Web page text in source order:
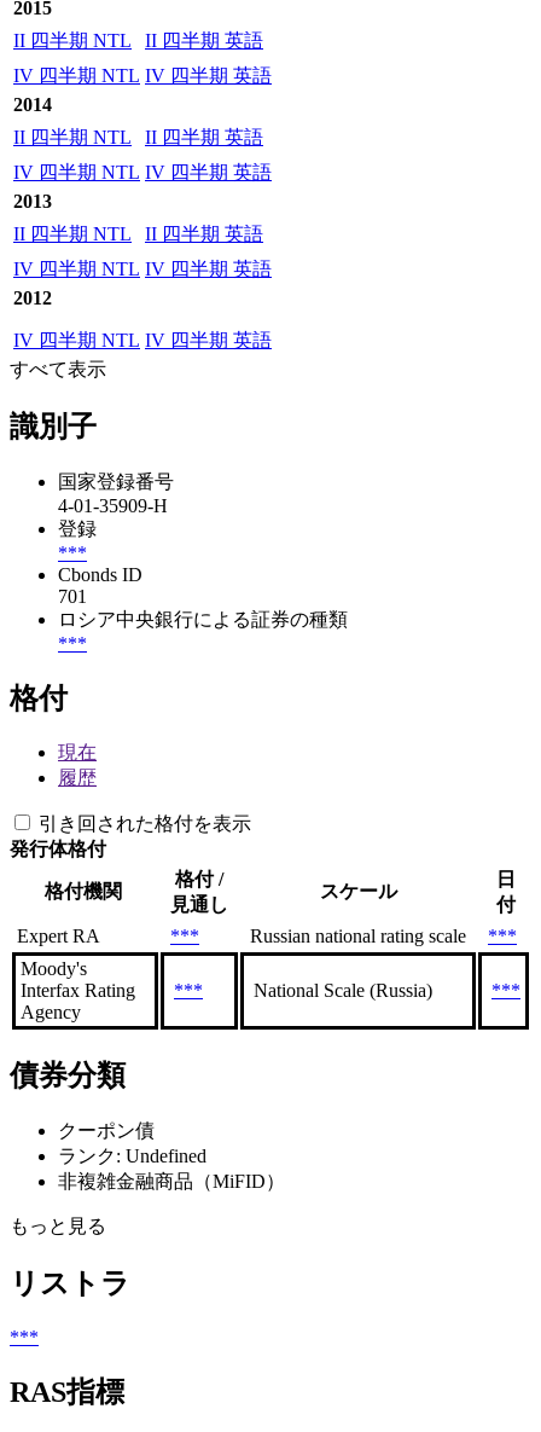
2015
II 四半期 NTL
II 四半期 英語
IV 四半期 NTL IV 四半期 英語
2014
II 四半期 NTL
II 四半期 英語
IV 四半期 NTL IV 四半期 英語
2013
II 四半期 NTL
II 四半期 英語
IV 四半期 NTL IV 四半期 英語
2012
IV 四半期 NTL IV 四半期 英語
すべて表示
識別子
国家登録番号
4-01-35909-H
登録
***
Cbonds ID
701
ロシア中央銀行による証券の種類
***
格付
現在
履歴
引き回された格付を表示
発行体格付
格付機関
格付 /
見通し
スケール
日
付
Expert RA
*** Russian national rating scale
***
Moody's
Interfax Rating
Agency
*** National Scale (Russia) ***
債券分類
クーポン債
ランク: Undefined
非複雑金融商品（MiFID）
もっと見る
リストラ
***
RAS指標